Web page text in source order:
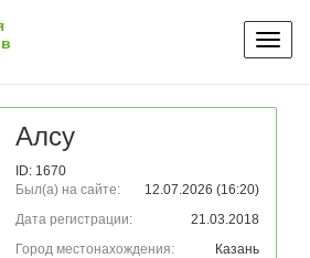
Алсу
ID: 1670
Был(а) на сайте:
12.07.2026 (16:20)
Дата регистрации:
21.03.2018
Город местонахождения:
Казань